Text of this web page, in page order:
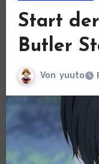
Start
Butler
Von yuuto